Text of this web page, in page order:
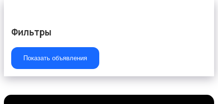
Фильтры
Показать объявления